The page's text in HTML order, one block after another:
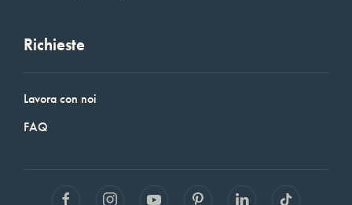
Richieste
Lavora con noi
FAQ